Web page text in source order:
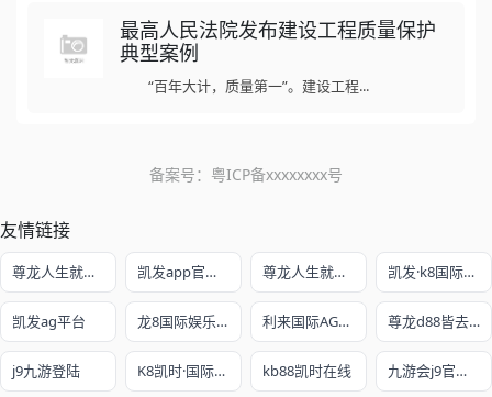
最高人民法院发布建设工程质量保护
典型案例
“百年大计，质量第一”。建设工程...
备案号： 粤ICP备xxxxxxxx号
友情链接
尊龙人生就是博!开户 凯发app官方网站 尊龙人生就是赌 凯发·k8国际娱乐官网入口
凯发ag平台 龙8国际娱乐老虎机官网 利来国际AG真人旗舰厅 尊龙d88皆去AG发财网
j9九游登陆 K8凯时·国际官方网站 kb88凯时在线 九游会j9官网ag